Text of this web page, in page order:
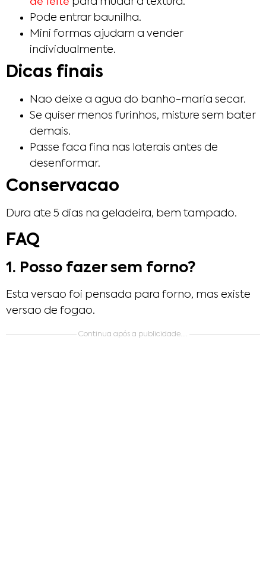
Pode entrar baunilha.
Mini formas ajudam a vender
individualmente.
Dicas finais
Nao deixe a agua do banho-maria secar.
Se quiser menos furinhos, misture sem bater
demais.
Passe faca fina nas laterais antes de
desenformar.
Conservacao
Dura ate 5 dias na geladeira, bem tampado.
FAQ
1. Posso fazer sem forno?
Esta versao foi pensada para forno, mas existe
versao de fogao.
Continua após a publicidade....